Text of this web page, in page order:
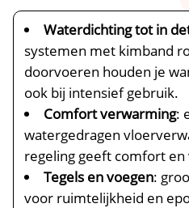
Waterdichting tot in
systemen met kimband
doorvoeren houden je
ook bij intensief gebruik.
Comfort verwarming:
watergedragen
regeling geeft comfort
Tegels en voegen:
voor ruimtelijkheid en